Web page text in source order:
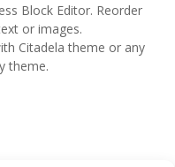
Block Editor. Reorder
or images.
Citadela theme or any
theme.